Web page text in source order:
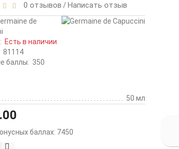
0 отзывов / Написать отзыв
de
Есть в наличии
81114
баллы: 350
50 мл
баллах: 7450